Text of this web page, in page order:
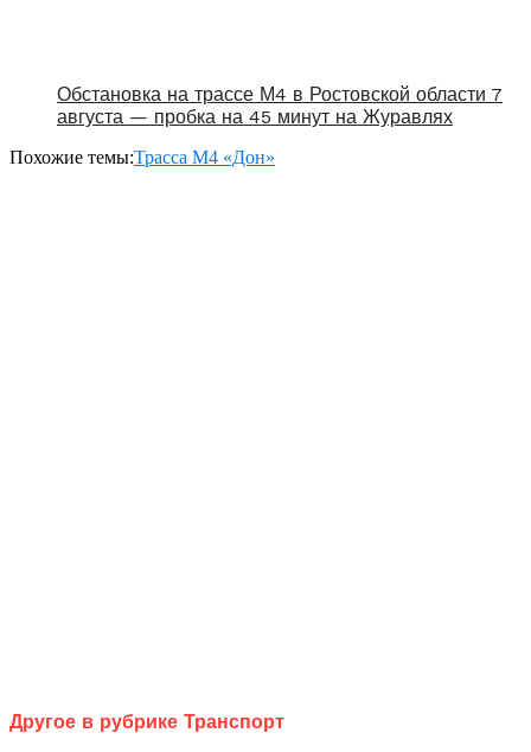
Обстановка на трассе М4 в Ростовской области 7
августа — пробка на 45 минут на Журавлях
Похожие темы:Трасса М4 «Дон»
Другое в рубрике Транспорт